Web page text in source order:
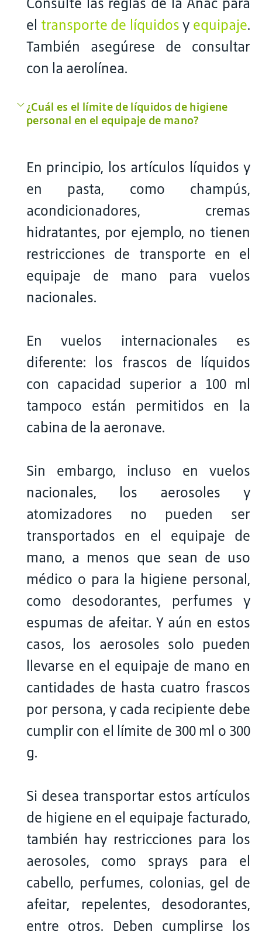
el transporte de líquidos y equipaje.
También asegúrese de consultar
con la aerolínea.
¿Cuál es el límite de líquidos de higiene
personal en el equipaje de mano?
En principio, los artículos líquidos y
en pasta, como champús,
acondicionadores, cremas
hidratantes, por ejemplo, no tienen
restricciones de transporte en el
equipaje de mano para vuelos
nacionales.
En vuelos internacionales es
diferente: los frascos de líquidos
con capacidad superior a 100 ml
tampoco están permitidos en la
cabina de la aeronave.
Sin embargo, incluso en vuelos
nacionales, los aerosoles y
atomizadores no pueden ser
transportados en el equipaje de
mano, a menos que sean de uso
médico o para la higiene personal,
como desodorantes, perfumes y
espumas de afeitar. Y aún en estos
casos, los aerosoles solo pueden
llevarse en el equipaje de mano en
cantidades de hasta cuatro frascos
por persona, y cada recipiente debe
cumplir con el límite de 300 ml o 300
g.
Si desea transportar estos artículos
de higiene en el equipaje facturado,
también hay restricciones para los
aerosoles, como sprays para el
cabello, perfumes, colonias, gel de
afeitar, repelentes, desodorantes,
entre otros. Deben cumplirse los